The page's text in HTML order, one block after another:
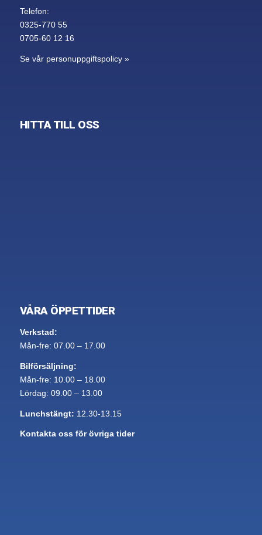
Telefon:
0325-770 55
0705-60 12 16
Se vår personuppgiftspolicy »
HITTA TILL OSS
VÅRA ÖPPETTIDER
Verkstad:
Mån-fre: 07.00 – 17.00
Bilförsäljning:
Mån-fre: 10.00 – 18.00
Lördag: 09.00 – 13.00
Lunchstängt: 12.30-13.15
Kontakta oss för övriga tider